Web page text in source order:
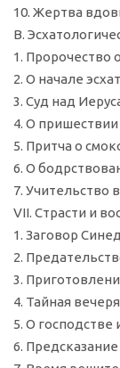
10. Жертва
В.
1. Пророчество
2. О начале
3. Суд над
4. О
5. Притча о
6. О
7. Учительство
VII. Страсти и
1. Заговор
2.
3.
4. Тайная
5. О господстве
6.